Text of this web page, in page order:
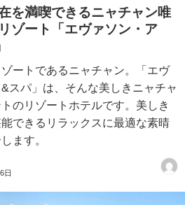
を満喫できるニャチャン唯
ゾート「エヴァソン・ア
ートであるニャチャン。「エヴ
スパ」は、そんな美しきニャチャ
のリゾートホテルです。美しき
できるリラックスに最適な素晴
ます。
日